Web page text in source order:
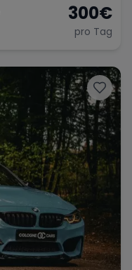
300€
pro Tag